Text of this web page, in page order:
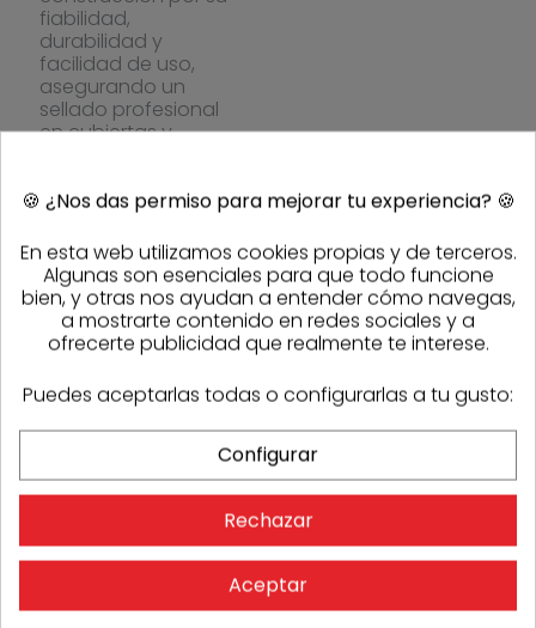
fiabilidad,
durabilidad y
facilidad de uso,
asegurando un
sellado profesional
en cubiertas y
PRODUCTOS DE LA MISMA CATEGORÍA
-10%
🍪 ¿Nos das permiso para mejorar tu experiencia? 🍪
En esta web utilizamos cookies propias y de terceros.
Algunas son esenciales para que todo funcione
bien, y otras nos ayudan a entender cómo navegas,
a mostrarte contenido en redes sociales y a
ofrecerte publicidad que realmente te interese.
Puedes aceptarlas todas o configurarlas a tu gusto:
Configurar
Rechazar
Aceptar